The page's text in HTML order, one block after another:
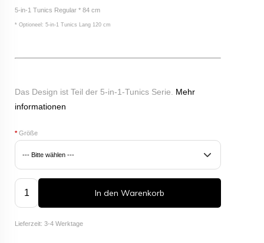
5-in-1 Tunics Regular * 84 cm
* Optioneel: 5-in-1 Tunics Lang 120 cm
Das Design ist Teil der 5-in-1-Tunics Serie. Mehr
informationen
*Größe
In den Warenkorb
Lieferzeit: 3-4 Werktage